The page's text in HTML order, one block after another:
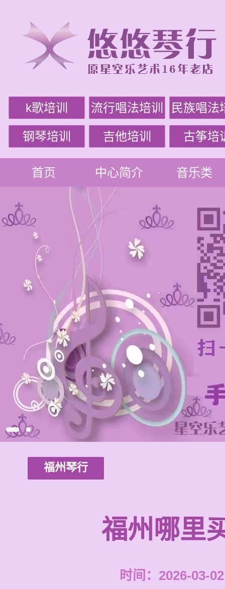
k歌培训 流行唱法培训 民族唱法
钢琴培训 吉他培训 古筝培
首页 中心简介 音乐类
福州琴行
福州哪里
时间：2026-03-